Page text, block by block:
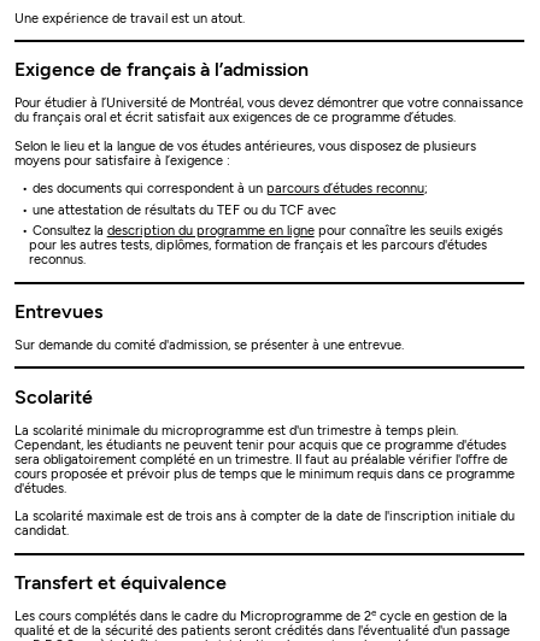
Une expérience de travail est un atout.
Exigence de français à l’admission
Pour étudier à l’Université de Montréal, vous devez démontrer que votre connaissance
du français oral et écrit satisfait aux exigences de ce programme d’études.
Selon le lieu et la langue de vos études antérieures, vous disposez de plusieurs
moyens pour satisfaire à l’exigence :
des documents qui correspondent à un parcours d’études reconnu;
une attestation de résultats du TEF ou du TCF avec
Consultez la description du programme en lignepour connaître les seuils exigés
pour les autres tests, diplômes, formation de français et les parcours d'études
reconnus.
Entrevues
Sur demande du comité d'admission, se présenter à une entrevue.
Scolarité
La scolarité minimale du microprogramme est d'un trimestre à temps plein.
Cependant, les étudiants ne peuvent tenir pour acquis que ce programme d'études
sera obligatoirement complété en un trimestre. Il faut au préalable vérifier l'offre de
cours proposée et prévoir plus de temps que le minimum requis dans ce programme
d'études.
La scolarité maximale est de trois ans à compter de la date de l'inscription initiale du
candidat.
Transfert et équivalence
Les cours complétés dans le cadre du Microprogramme de 2e cycle en gestion de la
qualité et de la sécurité des patients seront crédités dans l'éventualité d'un passage